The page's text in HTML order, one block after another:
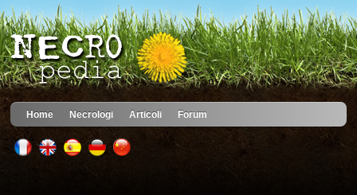
Home Necrologi Articoli Forum